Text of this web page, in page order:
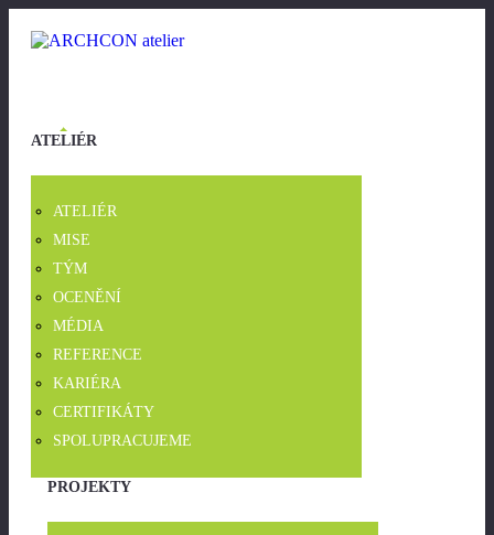
ATELIÉR
ATELIÉR
MISE
TÝM
OCENĚNÍ
MÉDIA
REFERENCE
KARIÉRA
CERTIFIKÁTY
SPOLUPRACUJEME
PROJEKTY